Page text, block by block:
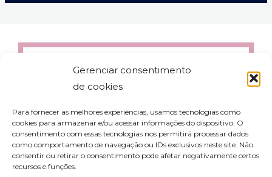
Gerenciar consentimento
de cookies
Para fornecer as melhores experiências, usamos tecnologias como
cookies para armazenar e/ou acessar informações do dispositivo. O
consentimento com essas tecnologias nos permitirá processar dados
como comportamento de navegação ou IDs exclusivos neste site. Não
consentir ou retirar o consentimento pode afetar negativamente certos
recursos e funções.